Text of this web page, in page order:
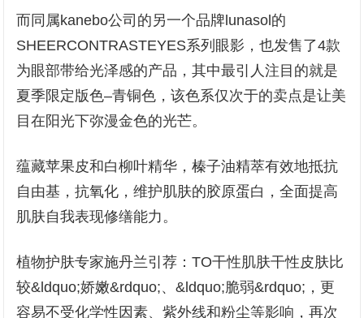
而同属kanebo公司的另一个品牌lunasol的
SHEERCONTRASTEYES系列眼影，也发售了4款
为眼部带给光泽感的产品，其中最引人注目的就是
夏季限定版色–青铜色，该色系仅次于的卖点是让美
目在阳光下弥漫金色的光芒。
蕴藏苹果皮和白柳叶精华，榛子油精萃有效地抵抗
自由基，抗氧化，维护肌肤的胶原蛋白，全面提高
肌肤自我表现修缮能力。
植物护肤专家施丹兰引荐：TO干性肌肤干性皮肤比
较&ldquo;娇嫩&rdquo;、&ldquo;脆弱&rdquo;，更
容易不受化学性因素、紫外线和粉尘等影响，再次